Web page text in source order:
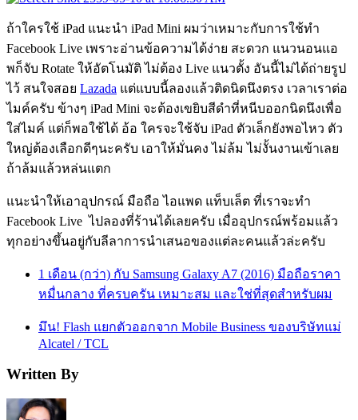
ถ้าใครใช้ iPad แนะนำ iPad Mini ผมว่าเหมาะกับการใช้ทำ
Facebook Live เพราะอ่านข้อความได้ง่าย สะดวก แนวนอนแอ
พก็จับ Rotate ให้อัตโนมัติ ไม่ต้อง Live แนวตั้ง อันนี้ไม่ได้ถ่ายรูป
ไว้ สนใจสอย Lazada แต่แบบนี้ลองแล้วติดนิดนึงตรง เวลาเราต่อ
ไมค์ครับ ข้างๆ iPad Mini จะต้องเขยิบสีดำที่หนีบออกนิดนึงเพื่อ
ใส่ไมค์ แต่ก็พอใช้ได้ อ้อ ใครจะใช้จับ iPad ตัวเล็กยังพอไหว ตัว
ใหญ่ต้องเลือกดีๆนะครับ เอาให้มั่นคง ไม่ล้ม ไม่งั้นงานเข้าเลย
ถ้าล้มแล้วหล่นแตก
แนะนำให้เอาอุปกรณ์ มือถือ ไอแพด แท็บเล็ต ที่เราจะทำ
Facebook Live ไปลองที่ร้านได้เลยครับ เมื่ออุปกรณ์พร้อมแล้ว
ทุกอย่างขึ้นอยู่กับลีลาการนำเสนอของแต่ละคนแล้วล่ะครับ
1 เดือน (กว่า) กับ ​Samsung Galaxy A7 (2016) มือถือราคา
หมื่นกลาง ที่ครบครัน เหมาะสม และใช่ที่สุดสำหรับผม
มึน! Flash แยกตัวออกจาก Mobile Business ของบริษัทแม่
Alcatel / TCL
Written By